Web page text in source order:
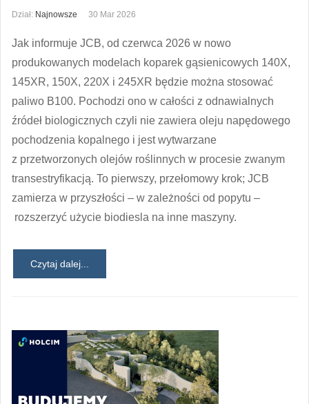
Dział: Najnowsze 30 Mar 2026
Jak informuje JCB, od czerwca 2026 w nowo
produkowanych modelach koparek gąsienicowych 140X,
145XR, 150X, 220X i 245XR będzie można stosować
paliwo B100. Pochodzi ono w całości z odnawialnych
źródeł biologicznych czyli nie zawiera oleju napędowego
pochodzenia kopalnego i jest wytwarzane
z przetworzonych olejów roślinnych w procesie zwanym
transestryfikacją. To pierwszy, przełomowy krok; JCB
zamierza w przyszłości – w zależności od popytu –
rozszerzyć użycie biodiesla na inne maszyny.
Czytaj dalej...